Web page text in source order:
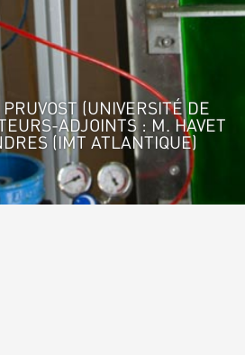
(UNIVERSITÉ DE
ADJOINTS : M. HAVET
(IMT ATLANTIQUE)